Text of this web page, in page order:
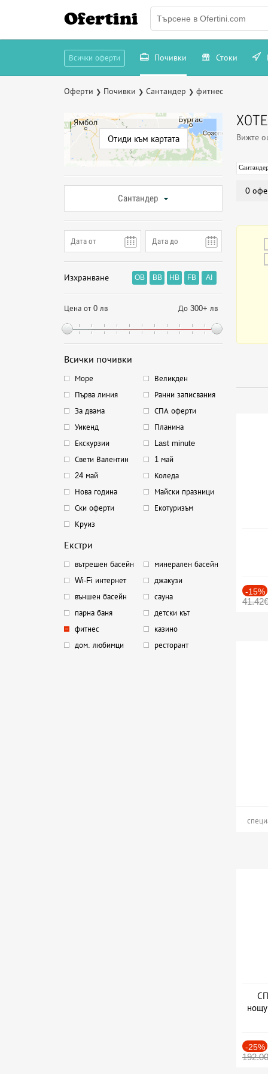
Ofertini
Всички оферти Почивки Стоки
Оферти ❯ Почивки ❯ Сантандер ❯ фитнес
Отиди към картата
Сантандер
Изхранване OB BB HB FB AI
Цена от 0 лв До 300+ лв
Всички почивки
Море
Великден
Първа линия
Ранни записвания
За двама
СПА оферти
Уикенд
Планина
Екскурзии
Last minute
Свети Валентин
1 май
24 май
Коледа
Нова година
Майски празници
Ски оферти
Екотуризъм
Круиз
Екстри
вътрешен басейн
минерален басейн
Wi-Fi интернет
джакузи
външен басейн
сауна
парна баня
детски кът
фитнес
казино
дом. любимци
ресторант
Вижте
Сантандер
0
-15%
41.42€
-25%